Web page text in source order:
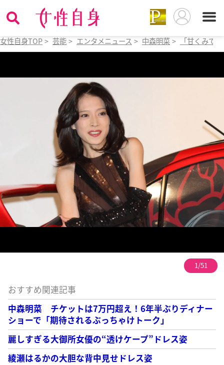
女性自身TOP > 芸能 > エンタメニュース > 中森明菜 > 「甘くみて
1/51
おすすめ関連記事
中森明菜 チケットは7万円超え！6年半ぶりディナー
ショーで「期待されるぶっちゃけトーク」
麗しすぎる大御所女優の“透けケープ”ドレス姿
綾瀬はるかの大胆な背中見せドレス姿